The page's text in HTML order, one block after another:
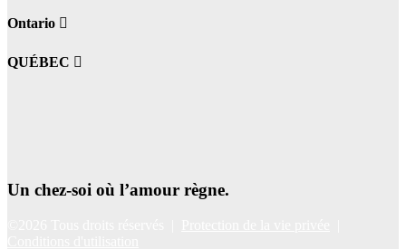
Ontario
QUÉBEC
Un chez-soi où l’amour règne.